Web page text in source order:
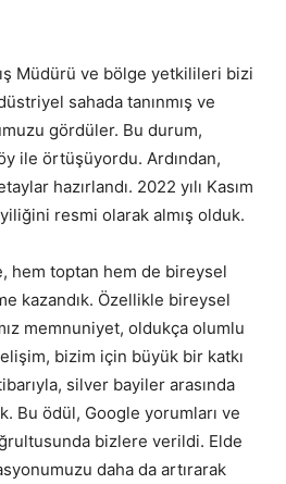
Müdürü ve bölge yetkilileri bizi
sahada tanınmış ve
gördüler. Bu durum,
ile örtüşüyordu. Ardından,
hazırlandı. 2022 yılı Kasım
resmi olarak almış olduk.
hem toptan hem de bireysel
kazandık. Özellikle bireysel
memnuniyet, oldukça olumlu
bizim için büyük bir katkı
silver bayiler arasında
Bu ödül, Google yorumları ve
bizlere verildi. Elde
daha da artırarak